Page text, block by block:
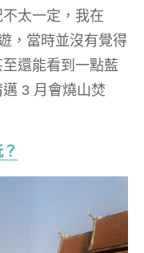
太一定，我在
，當時並沒有覺得
還能看到一點藍
3 月會燒山焚